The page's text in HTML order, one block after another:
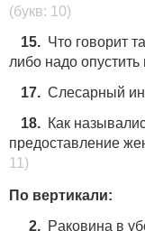
(букв: 10)
15. Что говорит
либо надо опустить
17. Слесарный
18. Как
предоставление
11)
По вертикали:
2. Paкoвинa в